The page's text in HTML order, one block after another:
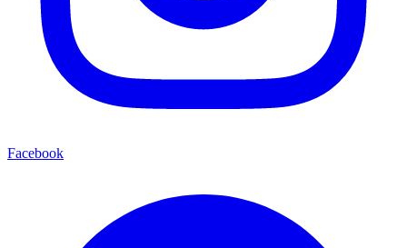
Facebook